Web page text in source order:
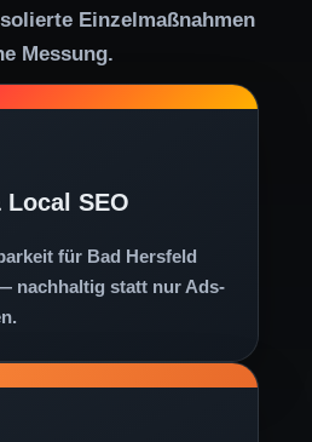
Einzelmaßnahmen
Messung.
Local SEO
für Bad Hersfeld
nachhaltig statt nur Ads-